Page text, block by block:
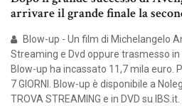
arrivare il grande finale la
Blow-up - Un film di Michelangelo
Streaming e Dvd oppure trasmesso in
Blow-up ha incassato 11,7 mila euro.
7 GIORNI. Blow-up è disponibile a
TROVA STREAMING e in DVD su IBS.it.